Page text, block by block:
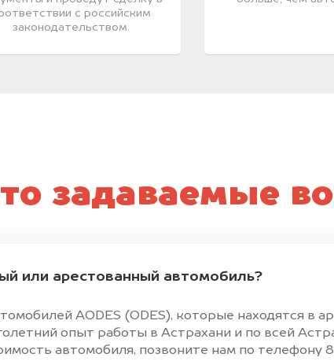
с российским
законодательством.
задаваемые
или арестованный автомобиль?
AODES (ODES), которые находятся в
опыт работы в Астрахани и по всей
автомобиля, позвоните нам по телефону